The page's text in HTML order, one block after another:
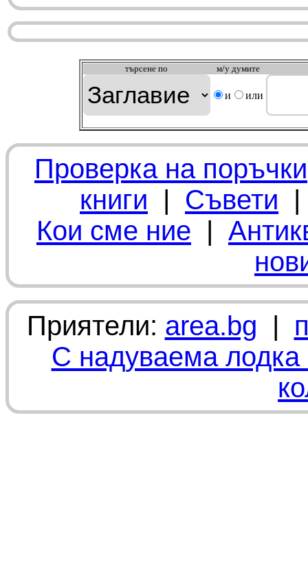
търсeне по м/у думите
и или
Проверка на поръчки
книги | Съвети
Кои сме ние |
Приятели: area.bg |
С надуваема лодка